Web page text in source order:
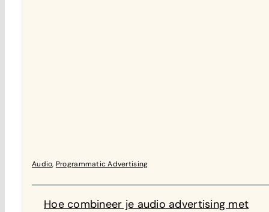
Audio, Programmatic Advertising
Hoe combineer je audio advertising met